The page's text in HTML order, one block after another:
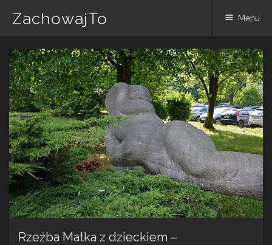
ZachowajTo Menu
Skip
to
content
Rzeźba Matka z dzieckiem –